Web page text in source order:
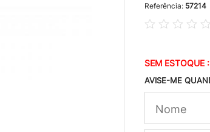
Referência: 57214
SEM ESTOQUE
AVISE-ME